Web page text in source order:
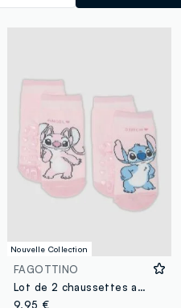
Nouvelle Collection
FAGOTTINO
Lot de 2 chaussettes antidérapantes roses en coton bio avec imprimé Lilo & Stitch
9,95 €